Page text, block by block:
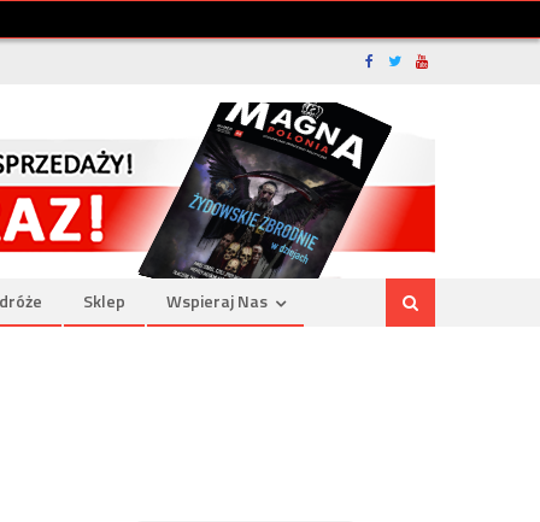
Sklep Wspieraj Nas